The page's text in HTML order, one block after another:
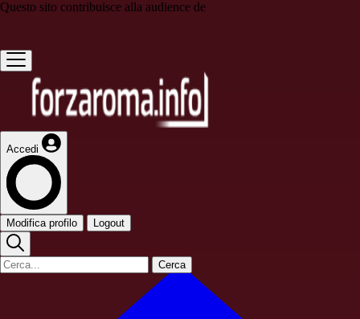
Questo sito contribuisce alla audience de
Accedi
Modifica profilo Logout
Cerca